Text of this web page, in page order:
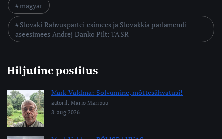
magyar
Slovaki Rahvuspartei esimees ja Slovakkia parlamendi
aseesimees Andrej Danko Pilt: TASR
Hiljutine postitus
Mark Valdma: Solvumine, mõttesähvatusi!
autorilt Mario Maripuu
8. aug 2026